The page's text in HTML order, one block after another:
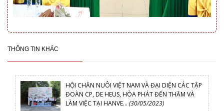
THÔNG TIN KHÁC
HỘI CHĂN NUÔI VIỆT NAM VÀ ĐẠI DIỆN CÁC TẬP
ĐOÀN CP, DE HEUS, HÒA PHÁT ĐẾN THĂM VÀ
LÀM VIỆC TẠI HANVE... (30/05/2023)